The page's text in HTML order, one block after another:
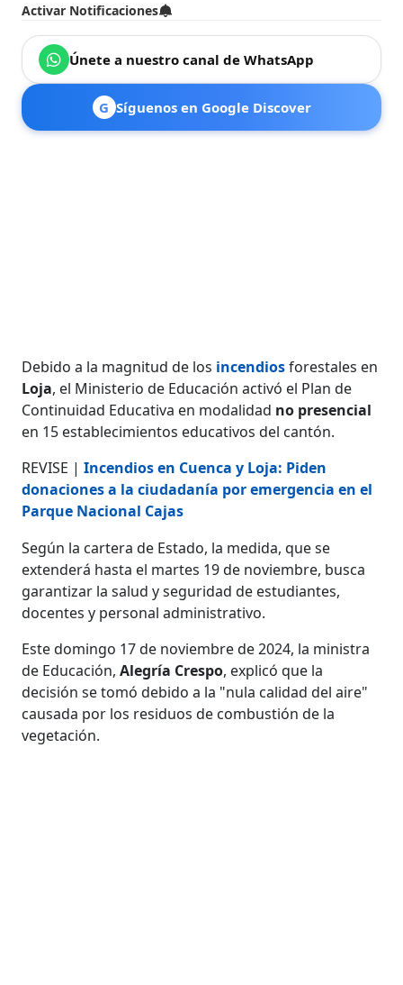
Activar Notificaciones
Únete a nuestro canal de WhatsApp
G Síguenos en Google Discover
Debido a la magnitud de los incendiosforestales en
Loja, el Ministerio de Educación activó el Plan de
Continuidad Educativa en modalidad no presencial
en 15 establecimientos educativos del cantón.
REVISE |Incendios en Cuenca y Loja: Piden
donaciones a la ciudadanía por emergencia en el
Parque Nacional Cajas
Según la cartera de Estado, la medida, que se
extenderá hasta el martes 19 de noviembre, busca
garantizar la salud y seguridad de estudiantes,
docentes y personal administrativo.
Este domingo 17 de noviembre de 2024, la ministra
de Educación,Alegría Crespo, explicó que la
decisión se tomó debido a la "nula calidad del aire"
causada por los residuos de combustión de la
vegetación.